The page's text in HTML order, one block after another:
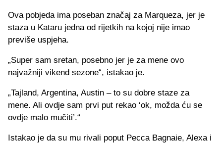
Ova pobjeda ima poseban značaj za Marqueza, jer je
staza u Kataru jedna od rijetkih na kojoj nije imao
previše uspjeha.
„Super sam sretan, posebno jer je za mene ovo
najvažniji vikend sezone“, istakao je.
„Tajland, Argentina, Austin – to su dobre staze za
mene. Ali ovdje sam prvi put rekao ‘ok, možda ću se
ovdje malo mučiti’.“
Istakao je da su mu rivali poput Pecca Bagnaie, Alexa i